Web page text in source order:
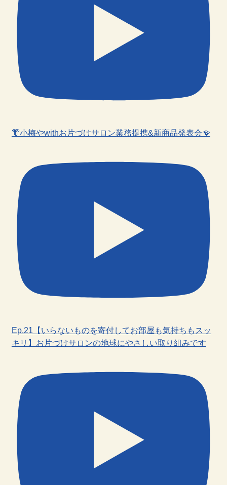
👘小梅やwithお片づけサロン業務提携&新商品発表会🪭
Ep.21【いらないものを寄付してお部屋も気持ちもスッ
キリ】お片づけサロンの地球にやさしい取り組みです